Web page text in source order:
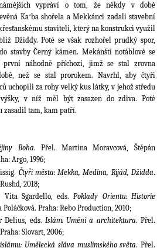
vypráví o tom, že někdy v době
Kaʻba shořela a Mekkánci zadali stavební
staviteli, který na konstrukci využil
Džiddy. Poté se však rozhořel prudký spor,
stavby Černý kámen. Mekánští notáblové se
náhodně příchozí, jimž se stal zrovna
než se stal prorokem. Navrhl, aby čtyři
uchopili za rohy velký kus látky, v jehož středu
v níž měl být zasazen do zdiva. Poté
zasadil tam, kam patří.
Boha. Přel. Martina Moravcová, Štěpán
Argo, 1996;
Čtyři města: Mekka, Medína, Rijád, Džidda.
2018;
Vita Sgardello, eds. Poklady Orientu: Historie
Poláčková. Praha: Rebo Production, 2010;
Delius, eds. Islám: Umění a architektura. Přel.
Slovart, 2006;
Umělecká sláva muslimského světa. Přel.